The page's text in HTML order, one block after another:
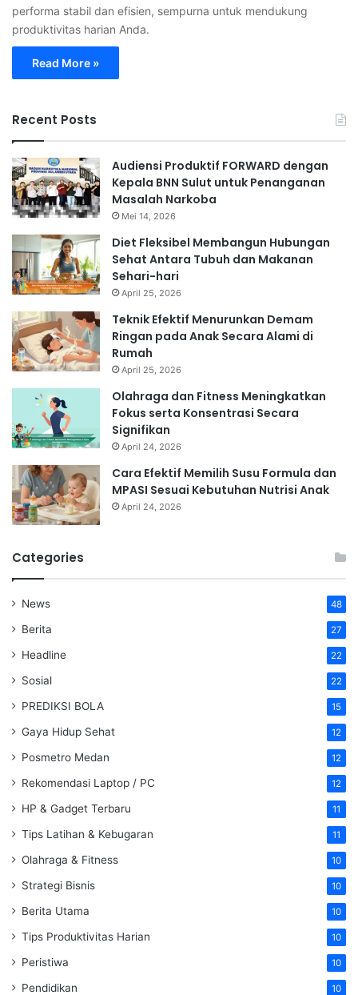
performa stabil dan efisien, sempurna untuk mendukung
produktivitas harian Anda.
Read More »
Recent Posts
Audiensi Produktif FORWARD dengan
Kepala BNN Sulut untuk Penanganan
Masalah Narkoba
Mei 14, 2026
Diet Fleksibel Membangun Hubungan
Sehat Antara Tubuh dan Makanan
Sehari-hari
April 25, 2026
Teknik Efektif Menurunkan Demam
Ringan pada Anak Secara Alami di
Rumah
April 25, 2026
Olahraga dan Fitness Meningkatkan
Fokus serta Konsentrasi Secara
Signifikan
April 24, 2026
Cara Efektif Memilih Susu Formula dan
MPASI Sesuai Kebutuhan Nutrisi Anak
April 24, 2026
Categories
News 48
Berita 27
Headline 22
Sosial 22
PREDIKSI BOLA 15
Gaya Hidup Sehat 12
Posmetro Medan 12
Rekomendasi Laptop / PC 12
HP & Gadget Terbaru 11
Tips Latihan & Kebugaran 11
Olahraga & Fitness 10
Strategi Bisnis 10
Berita Utama 10
Tips Produktivitas Harian 10
Peristiwa 10
Pendidikan 10